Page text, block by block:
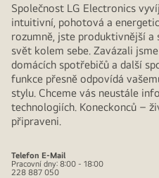
Společnost LG Electronics
intuitivní, pohotová a
rozumně, jste produktivnější a
svět kolem sebe. Zavázali
domácích spotřebičů a další
funkce přesně odpovídá
stylu. Chceme vás neustále
technologiích. Koneckonců –
připraveni.
Telefon E-Mail
Pracovní dny: 8:00 - 18:00
228 887 050